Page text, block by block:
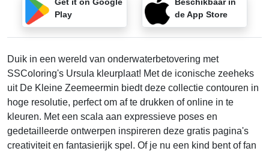
Play
de App Store
Duik in een wereld van onderwaterbetovering met
SSColoring's Ursula kleurplaat! Met de iconische zeeheks
uit De Kleine Zeemeermin biedt deze collectie contouren in
hoge resolutie, perfect om af te drukken of online in te
kleuren. Met een scala aan expressieve poses en
gedetailleerde ontwerpen inspireren deze gratis pagina's
creativiteit en fantasierijk spel. Of je nu een kind bent of fan